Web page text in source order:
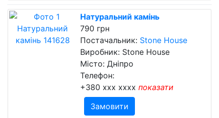
Натуральний камінь
790 грн
Постачальник: Stone House
Виробник: Stone House
Місто: Дніпро
Телефон:
+380 xxx xxxx показати
Замовити